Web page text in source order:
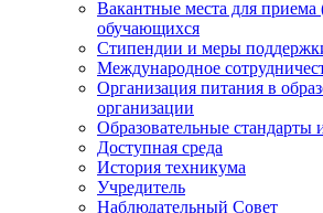
Вакантные места для приема
обучающихся
Стипендии и меры
Международное
Организация питания в
организации
Образовательные стандарты
Доступная среда
История техникума
Учредитель
Наблюдательный Совет